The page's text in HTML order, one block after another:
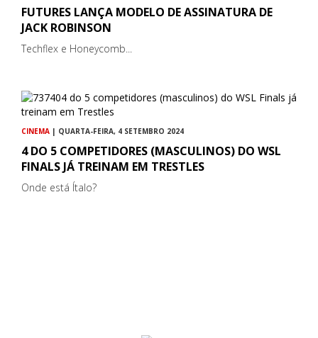
FUTURES LANÇA MODELO DE ASSINATURA DE
JACK ROBINSON
Techflex e Honeycomb...
CINEMA | QUARTA-FEIRA, 4 SETEMBRO 2024
4 DO 5 COMPETIDORES (MASCULINOS) DO WSL
FINALS JÁ TREINAM EM TRESTLES
Onde está Ítalo?